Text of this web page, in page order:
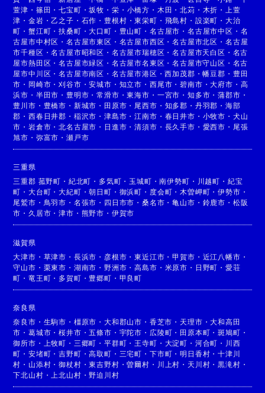
萱津 ・ 篠田 ・七宝町 ・坂牧 ・ 栄 ・ 小橋方 ・ 木田 ・北苅 ・ 木折 ・
上萱
津 ・金岩 ・乙之子 ・ 石作 ・ 豊根村 ・東栄町 ・ 飛島村 ・ 設楽町 ・ 大治
町 ・蟹江町 ・扶桑町 ・大口町 ・ 豊山町 ・ 名古屋市 ・ 名古屋市中区 ・ 名
古屋市中村区 ・名古屋市東区 ・ 名古屋市西区 ・名古屋市北区 ・ 名古屋
市千種区 ・名古屋市昭和区 ・ 名古屋市瑞穂区 ・名古屋市天白区 ・ 名古
屋市熱田区 ・名古屋市緑区 ・ 名古屋市名東区 ・名古屋市守山区 ・ 名古
屋市中川区 ・名古屋市南区 ・ 名古屋市港区 ・西加茂郡 ・幡豆郡 ・ 豊田
市 ・ 岡崎市 ・刈谷市 ・安城市 ・ 知立市 ・ 西尾市 ・碧南市 ・大府市 ・ 高
浜市 ・ 半田市 ・ 豊明市 ・常滑市 ・東海市 ・ 一宮市 ・ 知多市 ・蒲郡市 ・
豊川市 ・ 豊橋市 ・ 新城市 ・ 田原市 ・ 尾西市 ・ 知多郡 ・ 丹羽郡 ・ 海部
郡 ・西春日井郡 ・ 稲沢市 ・津島市 ・江南市 ・ 春日井市 ・ 小牧市 ・ 犬山
市 ・岩倉市 ・北名古屋市 ・ 日進市 ・清須市 ・ 長久手市 ・ 愛西市 ・ 尾張
旭市 ・ 弥富市 ・瀬戸市
三重県
三重郡 菰野町 ・ 紀北町 ・ 多気町 ・ 玉城町 ・南伊勢町 ・ 川越町 ・ 紀宝
町 ・大台町 ・大紀町 ・朝日町 ・ 御浜町 ・ 度会町 ・ 木曽岬町 ・伊勢市 ・
尾鷲市 ・ 鳥羽市 ・ 名張市 ・ 四日市市 ・桑名市 ・亀山市 ・ 鈴鹿市 ・ 松阪
市 ・ 久居市 ・津市 ・ 熊野市 ・ 伊賀市
滋賀県
大津市 ・ 草津市 ・ 長浜市 ・ 彦根市 ・東近江市 ・甲賀市 ・ 近江八幡市 ・
守山市 ・ 栗東市 ・ 湖南市 ・野洲市 ・高島市 ・ 米原市 ・ 日野町 ・ 愛荘
町 ・竜王町 ・ 多賀町 ・ 豊郷町 ・ 甲良町
奈良県
奈良市 ・ 生駒市 ・ 橿原市 ・大和郡山市 ・ 香芝市 ・ 天理市 ・大和高田
市 ・葛城市 ・桜井市 ・五條市 ・ 宇陀市 ・ 広陵町 ・ 田原本町 ・斑鳩町 ・
御所市 ・ 上牧町 ・ 三郷町 ・平群町 ・ 王寺町 ・ 大淀町 ・ 河合町 ・ 川西
町 ・安堵町 ・吉野町 ・高取町 ・ 三宅町 ・ 下市町 ・明日香村 ・十津川
村 ・ 山添村 ・御杖村 ・東吉野村 ・曽爾村 ・ 川上村 ・ 天川村 ・黒滝村 ・
下北山村 ・ 上北山村 ・野迫川村